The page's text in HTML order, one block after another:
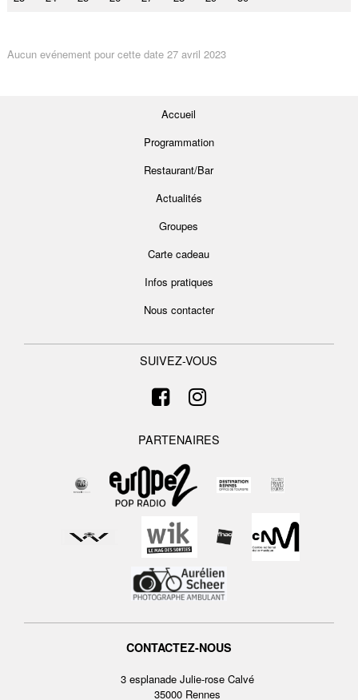
Aucun evénement pour cette date 27 avril 2023
Accueil
Programmation
Restaurant/Bar
Actualités
Groupes
Carte cadeau
Infos pratiques
Nous contacter
SUIVEZ-VOUS
PARTENAIRES
CONTACTEZ-NOUS
3 esplanade Julie-rose Calvé
35000 Rennes